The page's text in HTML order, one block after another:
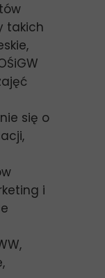
takich
się o
i